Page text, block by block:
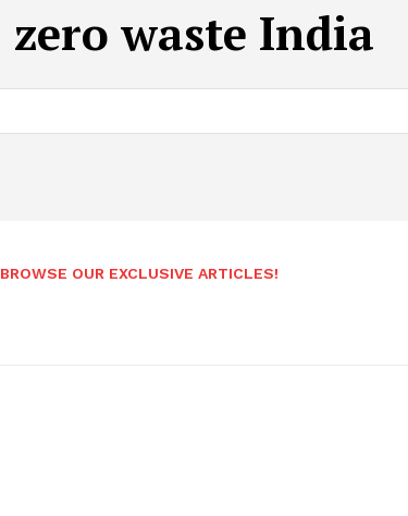
zero waste India
BROWSE OUR EXCLUSIVE ARTICLES!